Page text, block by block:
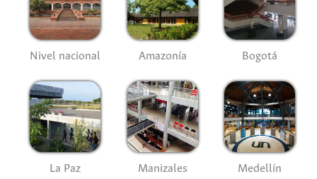
Nivel nacional Amazonía Bogotá
La Paz Manizales Medellín